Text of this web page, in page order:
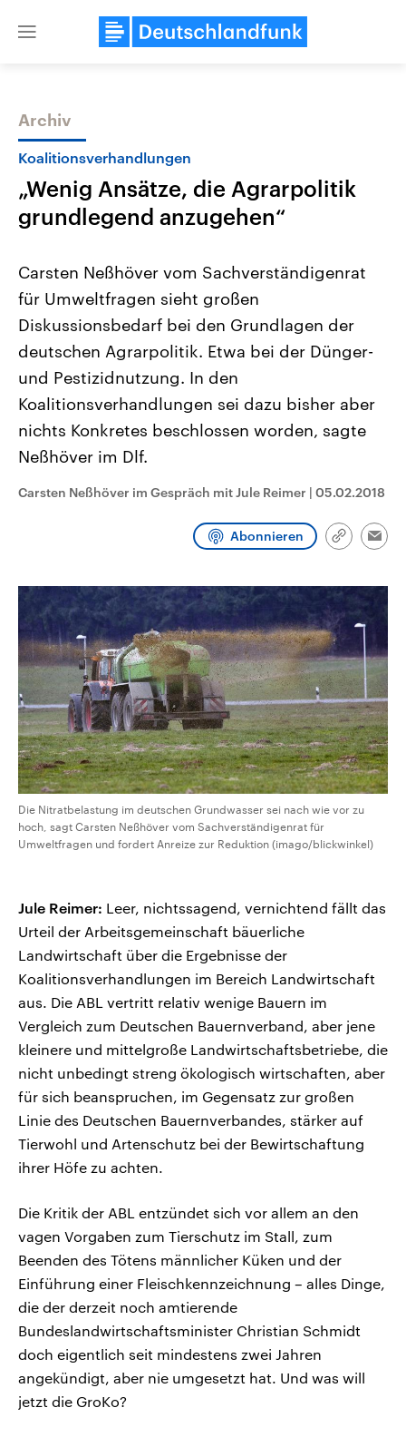
Close
Themen
Landtagswahl Sachsen-Anhalt
2026
Alle Informationen
Sachsen-Anhalt wählt am 6.
September 2026 einen neuen
Landtag. Seit 2021 wird das
Bundesland von einer Koalition aus
Umfragen, Prognosen,
Wahlprogramme, aktuelle Berichte
und Hintergründe zu den Parteien
Wahl.
Aktuelle Beiträge,
Hintergründe
Wirtschaftlich und
mit großem Einfluss auf
Sendungen Programm
Archiv
Koalitionsverhandlungen
„Wenig Ansätze, die Agrarpolitik
grundlegend anzugehen“
Carsten Neßhöver vom Sachverständigenrat
für Umweltfragen sieht großen
Diskussionsbedarf bei den Grundlagen der
deutschen Agrarpolitik. Etwa bei der Dünger-
und Pestizidnutzung. In den
Koalitionsverhandlungen sei dazu bisher aber
nichts Konkretes beschlossen worden, sagte
Neßhöver im Dlf.
Carsten Neßhöver im Gespräch mit Jule Reimer | 05.02.2018
Abonnieren
Link
Die Nitratbelastung im deutschen Grundwasser sei nach wie vor zu
hoch, sagt Carsten Neßhöver vom Sachverständigenrat für
Umweltfragen und fordert Anreize zur Reduktion (imago/blickwinkel)
Jule Reimer: Leer, nichtssagend, vernichtend fällt das
Urteil der Arbeitsgemeinschaft bäuerliche
Landwirtschaft über die Ergebnisse der
Koalitionsverhandlungen im Bereich Landwirtschaft
aus. Die ABL vertritt relativ wenige Bauern im
Vergleich zum Deutschen Bauernverband, aber jene
kleinere und mittelgroße Landwirtschaftsbetriebe, die
nicht unbedingt streng ökologisch wirtschaften, aber
für sich beanspruchen, im Gegensatz zur großen
Linie des Deutschen Bauernverbandes, stärker auf
Tierwohl und Artenschutz bei der Bewirtschaftung
ihrer Höfe zu achten.
Die Kritik der ABL entzündet sich vor allem an den
vagen Vorgaben zum Tierschutz im Stall, zum
Beenden des Tötens männlicher Küken und der
Einführung einer Fleischkennzeichnung – alles Dinge,
die der derzeit noch amtierende
Bundeslandwirtschaftsminister Christian Schmidt
doch eigentlich seit mindestens zwei Jahren
angekündigt, aber nie umgesetzt hat. Und was will
jetzt die GroKo?